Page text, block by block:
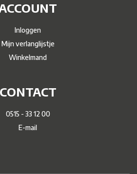
Inloggen
Mijn verlanglijstje
Winkelmand
CONTACT
0515 - 33 12 00
E-mail